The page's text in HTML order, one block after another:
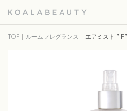
BEAUTY
TOP ルームフレグランス エアミスト ”IF”